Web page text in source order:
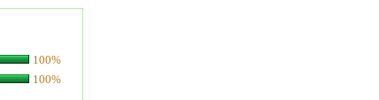
100%
100%